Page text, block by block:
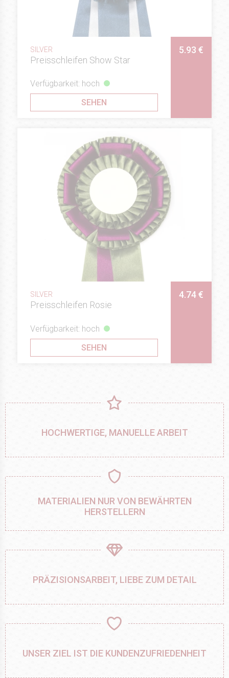
SILVER
Preisschleifen Show Star
5.93 €
Verfügbarkeit: hoch
SEHEN
SILVER
Preisschleifen Rosie
4.74 €
Verfügbarkeit: hoch
SEHEN
HOCHWERTIGE, MANUELLE ARBEIT
MATERIALIEN NUR VON BEWÄHRTEN
HERSTELLERN
PRÄZISIONSARBEIT, LIEBE ZUM DETAIL
UNSER ZIEL IST DIE KUNDENZUFRIEDENHEIT